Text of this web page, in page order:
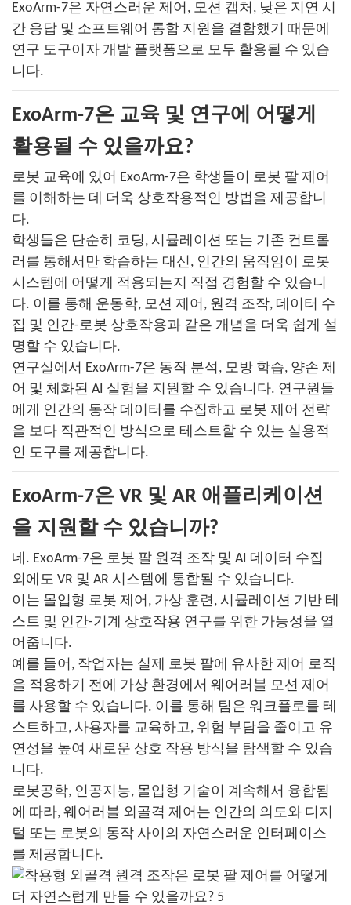
ExoArm-7은 자연스러운 제어, 모션 캡처, 낮은 지연 시
간 응답 및 소프트웨어 통합 지원을 결합했기 때문에
연구 도구이자 개발 플랫폼으로 모두 활용될 수 있습
니다.
ExoArm-7은 교육 및 연구에 어떻게
활용될 수 있을까요?
로봇 교육에 있어 ExoArm-7은 학생들이 로봇 팔 제어
를 이해하는 데 더욱 상호작용적인 방법을 제공합니
다.
학생들은 단순히 코딩, 시뮬레이션 또는 기존 컨트롤
러를 통해서만 학습하는 대신, 인간의 움직임이 로봇
시스템에 어떻게 적용되는지 직접 경험할 수 있습니
다. 이를 통해 운동학, 모션 제어, 원격 조작, 데이터 수
집 및 인간-로봇 상호작용과 같은 개념을 더욱 쉽게 설
명할 수 있습니다.
연구실에서 ExoArm-7은 동작 분석, 모방 학습, 양손 제
어 및 체화된 AI 실험을 지원할 수 있습니다. 연구원들
에게 인간의 동작 데이터를 수집하고 로봇 제어 전략
을 보다 직관적인 방식으로 테스트할 수 있는 실용적
인 도구를 제공합니다.
ExoArm-7은 VR 및 AR 애플리케이션
을 지원할 수 있습니까?
네. ExoArm-7은 로봇 팔 원격 조작 및 AI 데이터 수집
외에도 VR 및 AR 시스템에 통합될 수 있습니다.
이는 몰입형 로봇 제어, 가상 훈련, 시뮬레이션 기반 테
스트 및 인간-기계 상호작용 연구를 위한 가능성을 열
어줍니다.
예를 들어, 작업자는 실제 로봇 팔에 유사한 제어 로직
을 적용하기 전에 가상 환경에서 웨어러블 모션 제어
를 사용할 수 있습니다. 이를 통해 팀은 워크플로를 테
스트하고, 사용자를 교육하고, 위험 부담을 줄이고 유
연성을 높여 새로운 상호 작용 방식을 탐색할 수 있습
니다.
로봇공학, 인공지능, 몰입형 기술이 계속해서 융합됨
에 따라, 웨어러블 외골격 제어는 인간의 의도와 디지
털 또는 로봇의 동작 사이의 자연스러운 인터페이스
를 제공합니다.